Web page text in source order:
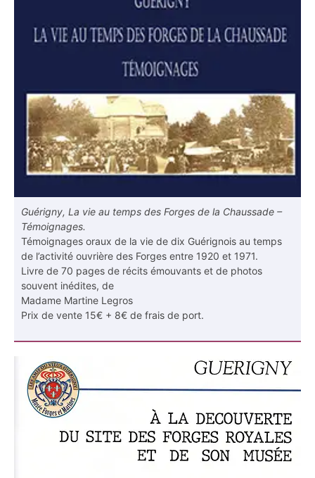
Guérigny, La vie au temps des Forges de la Chaussade –
Témoignages.
Témoignages oraux de la vie de dix Guérignois au temps
de l’activité ouvrière des Forges entre 1920 et 1971.
Livre de 70 pages de récits émouvants et de photos
souvent inédites, de
Madame Martine Legros
Prix de vente 15€ + 8€ de frais de port.